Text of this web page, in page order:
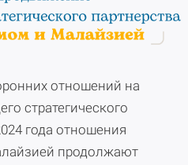
отношений на
стратегического
года отношения
продолжают